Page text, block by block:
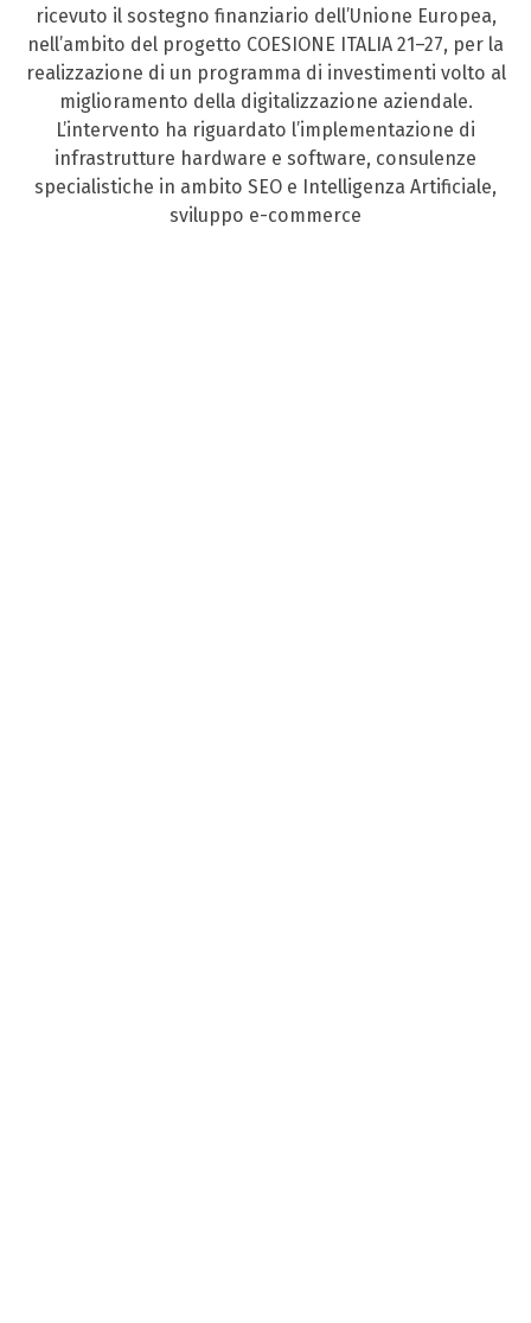
ricevuto il sostegno finanziario dell’Unione Europea,
nell’ambito del progetto COESIONE ITALIA 21–27, per la
realizzazione di un programma di investimenti volto al
miglioramento della digitalizzazione aziendale.
L’intervento ha riguardato l’implementazione di
infrastrutture hardware e software, consulenze
specialistiche in ambito SEO e Intelligenza Artificiale,
sviluppo e-commerce